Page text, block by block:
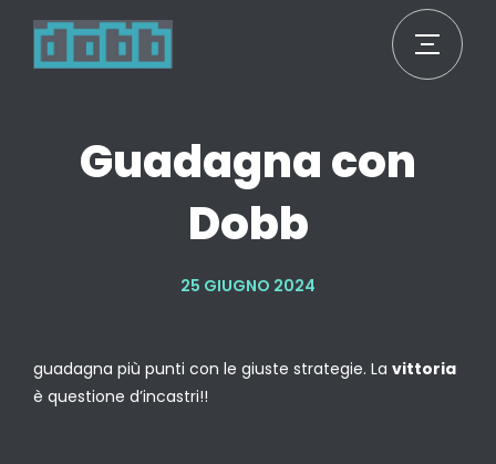
Guadagna con
Dobb
25 GIUGNO 2024
guadagna più punti con le giuste strategie. La vittoria
è questione d’incastri!!